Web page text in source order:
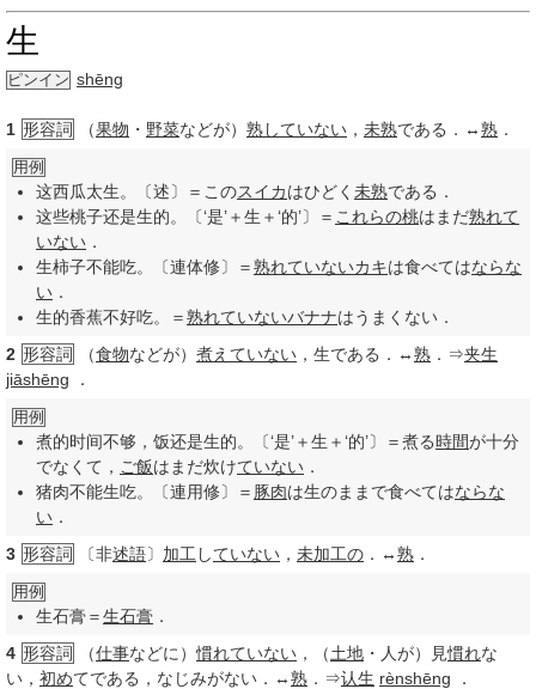
生
ピンイン shēng
1 形容詞 （果物 ・ 野菜などが） 熟していない ， 未熟である．↔熟 ．
用例
这西瓜太生。〔述〕＝このスイカはひどく 未熟である．
这些桃子还是生的。〔‘是’＋生＋‘的’〕＝ これらの桃はまだ熟れて
いない ．
生柿子不能吃。〔連体修〕＝熟れていないカキは食べてはならな
い ．
生的香蕉不好吃。＝熟れていないバナナはうまくない．
2 形容詞 （食物などが） 煮え ていない ，生である．↔熟 ．⇒夹生
jiāshēng ．
用例
煮的时间不够，饭还是生的。〔‘是’＋生＋‘的’〕＝煮る時間が十分
でなくて， ご飯はまだ炊けていない ．
猪肉不能生吃。〔連用修〕＝ 豚肉は生のままで食べてはならな
い ．
3 形容詞 〔非述語〕 加工 していない ， 未加工の ．↔熟 ．
用例
生石膏＝生石膏 ．
4 形容詞 （仕事などに）慣れていない ，（土地 ・人が）見慣れな
い， 初めてである，なじみがない．↔熟 ．⇒认生 rènshēng ．